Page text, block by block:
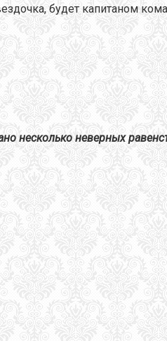
будет капитаном
несколько неверных